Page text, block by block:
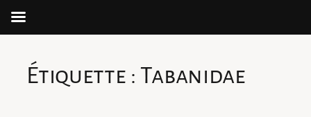
contenuÉtiquette : Tabanidae